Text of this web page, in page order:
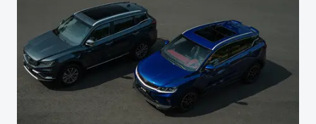
Яркий кроссовер
от 2 219 990 ₽*
Обзор
Автокредит
Трейд-ин
Страхование
Расчет КАСКО
ПОДДЕРЖКА
Гарантия Belgee
Belgee Линк
Belgee Клуб
Belgee Плюс
О дилерском центре
Правовая информация